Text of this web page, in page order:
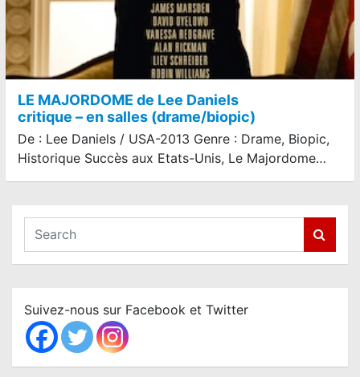
LE MAJORDOME de Lee Daniels
critique – en salles (drame/biopic)
De : Lee Daniels / USA-2013 Genre : Drame, Biopic,
Historique Succès aux Etats-Unis, Le Majordome…
a
c
h
Suivez-nous sur Facebook et Twitter